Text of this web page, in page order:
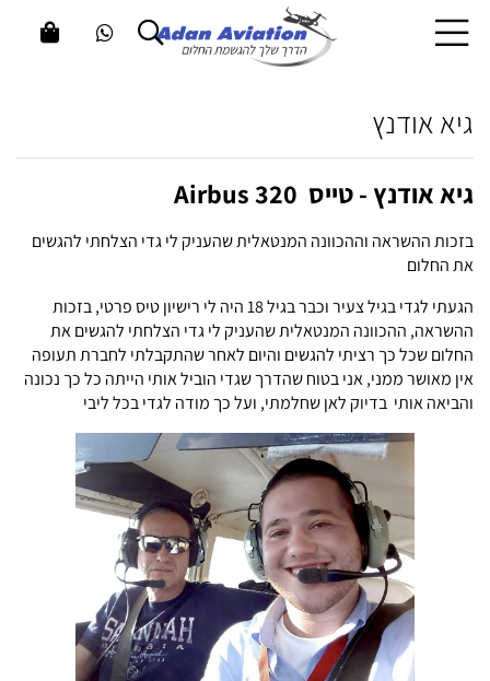
גיא אודנץ
גיא אודנץ - טייס Airbus 320
בזכות ההשראה וההכוונה המנטאלית שהעניק לי גדי הצלחתי להגשים
את החלום
הגעתי לגדי בגיל צעיר וכבר בגיל 18 היה לי רישיון טיס פרטי, בזכות
ההשראה, ההכוונה המנטאלית שהעניק לי גדי הצלחתי להגשים את
החלום שכל כך רציתי להגשים והיום לאחר שהתקבלתי לחברת תעופה
אין מאושר ממני, אני בטוח שהדרך שגדי הוביל אותי הייתה כל כך נכונה
והביאה אותי בדיוק לאן שחלמתי, ועל כך מודה לגדי בכל ליבי